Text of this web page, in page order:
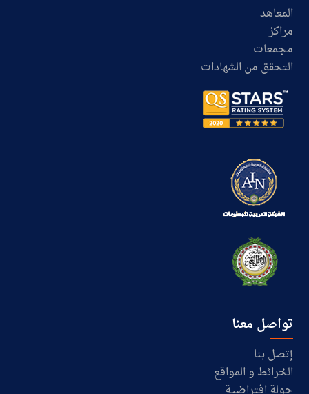
المعاهد
مراكز
مجمعات
التحقق من الشهادات
تواصل معنا
إتصل بنا
الخرائط و المواقع